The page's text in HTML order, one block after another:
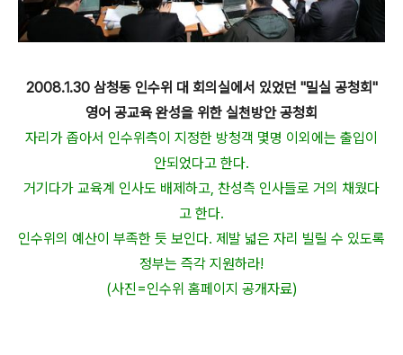
2008.1.30 삼청동 인수위 대 회의실에서 있었던 "밀실 공청회"
영어 공교육 완성을 위한 실천방안 공청회
자리가 좁아서 인수위측이 지정한 방청객 몇명 이외에는 출입이
안되었다고 한다.
거기다가 교육계 인사도 배제하고, 찬성측 인사들로 거의 채웠다
고 한다.
인수위의 예산이 부족한 듯 보인다. 제발 넓은 자리 빌릴 수 있도록
정부는 즉각 지원하라!
(사진=인수위 홈페이지 공개자료)